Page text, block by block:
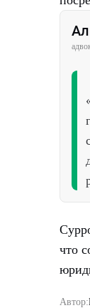
что
Автор: